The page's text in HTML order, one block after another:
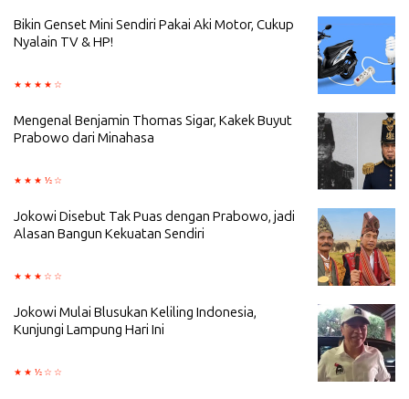
Bikin Genset Mini Sendiri Pakai Aki Motor, Cukup
Nyalain TV & HP!
Mengenal Benjamin Thomas Sigar, Kakek Buyut
Prabowo dari Minahasa
Jokowi Disebut Tak Puas dengan Prabowo, jadi
Alasan Bangun Kekuatan Sendiri
Jokowi Mulai Blusukan Keliling Indonesia,
Kunjungi Lampung Hari Ini